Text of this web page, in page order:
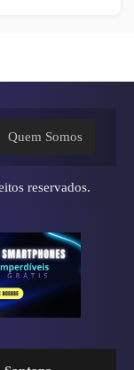
Quem Somos
reservados.